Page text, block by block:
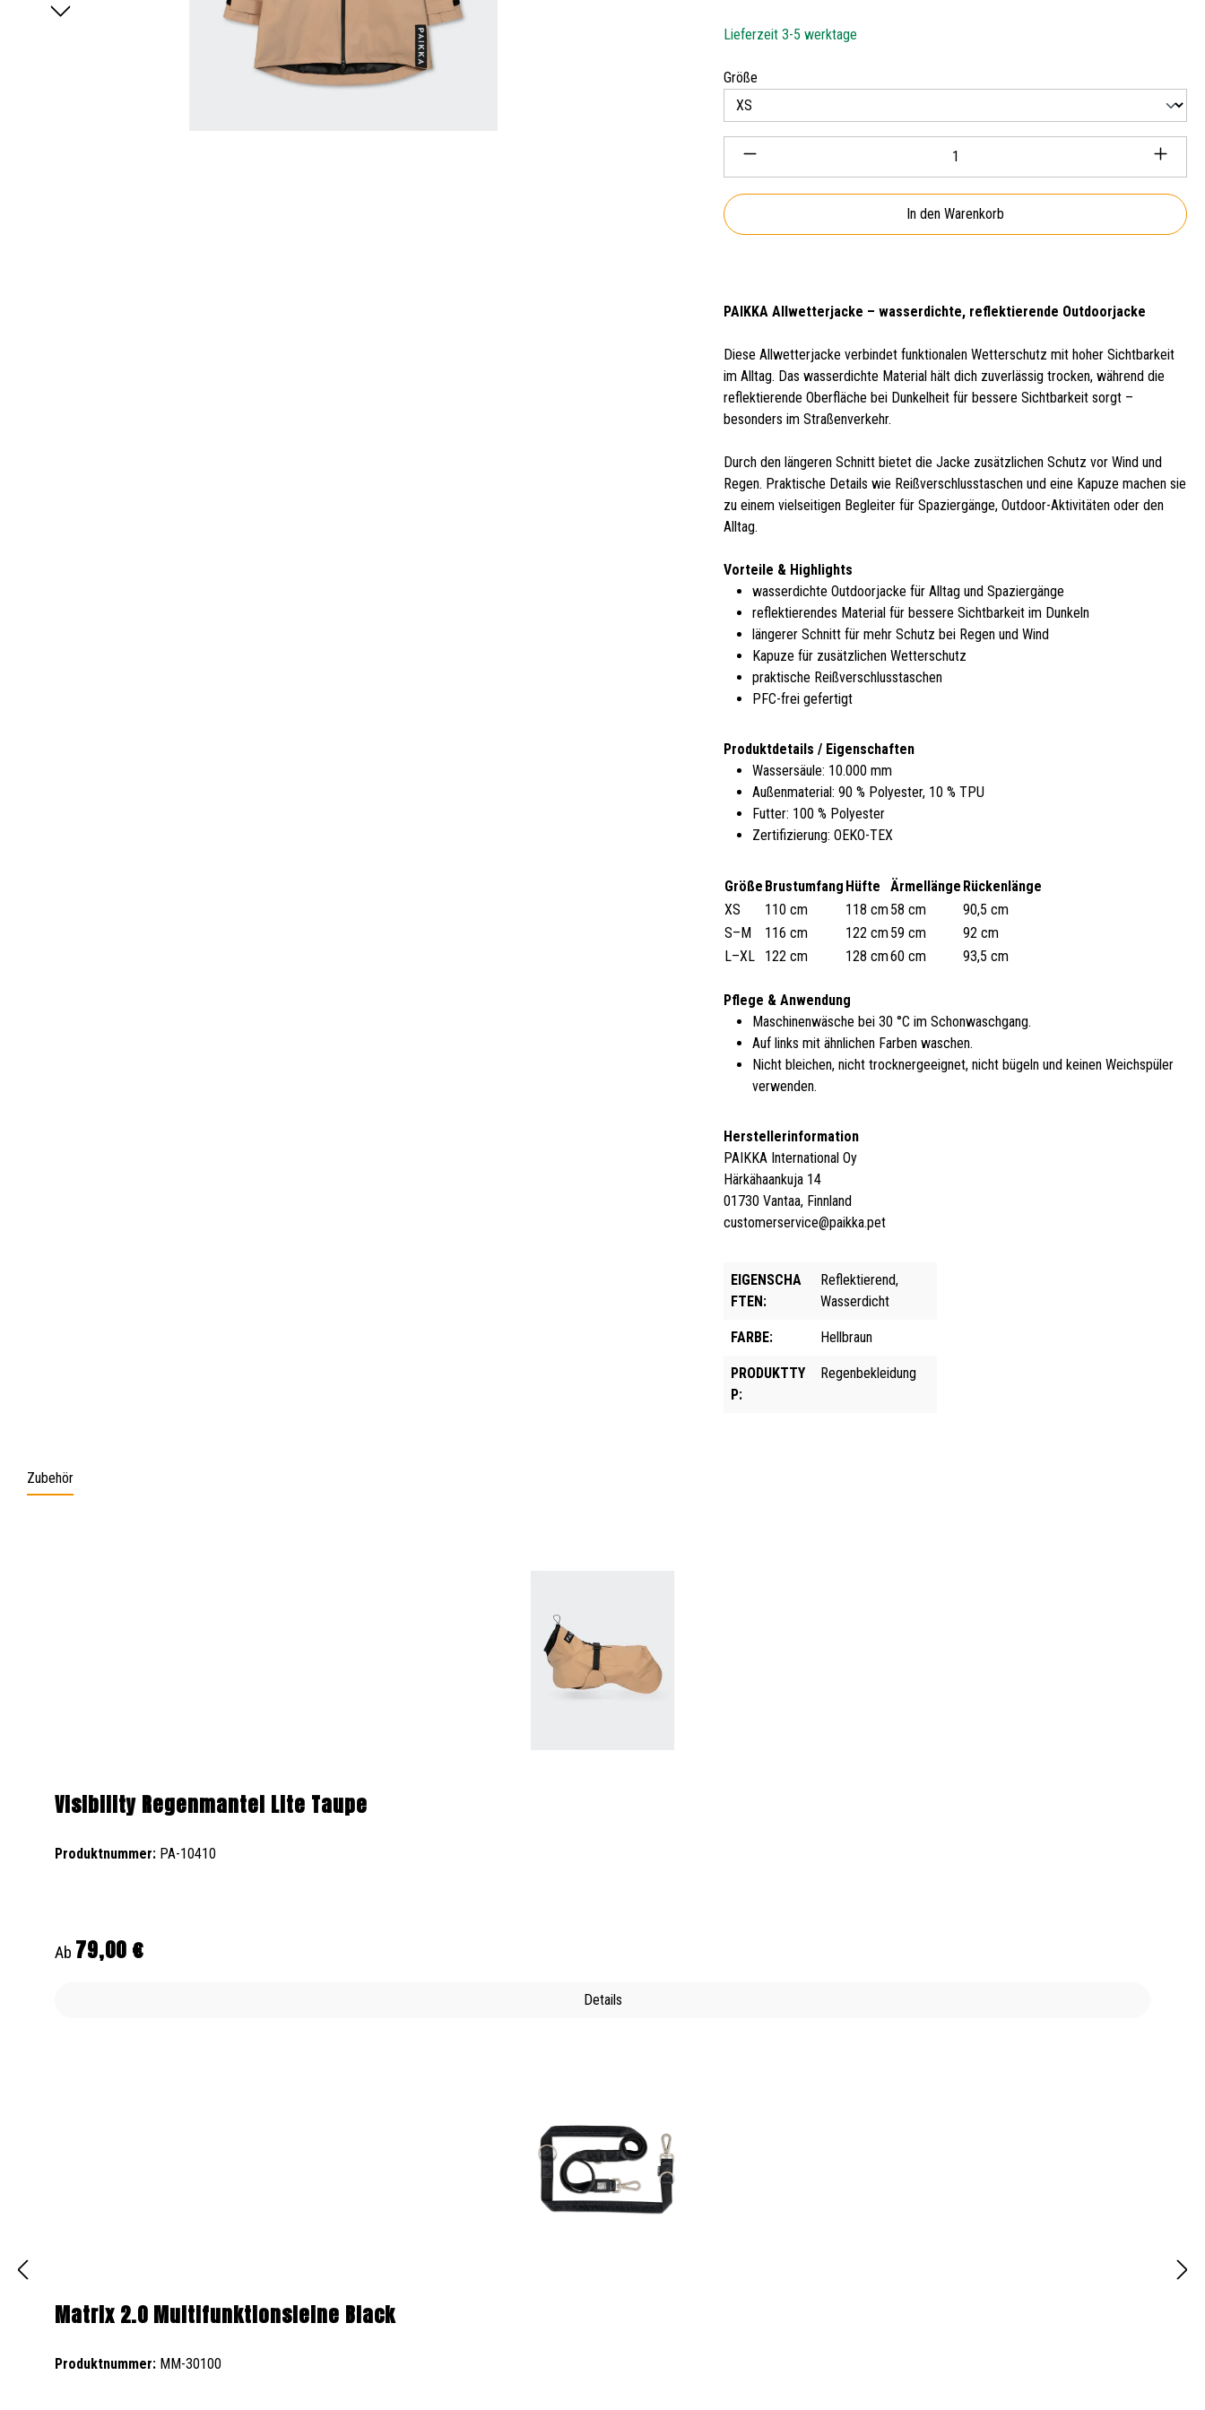
Lieferzeit 3-5 werktage
Größe
Produkt Anzahl: Gib den gewünschten Wert ein oder
In den Warenkorb
PAIKKA Allwetterjacke – wasserdichte, reflektierende Outdoorjacke
Diese Allwetterjacke verbindet funktionalen Wetterschutz mit hoher Sichtbarkeit
im Alltag. Das wasserdichte Material hält dich zuverlässig trocken, während die
reflektierende Oberfläche bei Dunkelheit für bessere Sichtbarkeit sorgt –
besonders im Straßenverkehr.
Durch den längeren Schnitt bietet die Jacke zusätzlichen Schutz vor Wind und
Regen. Praktische Details wie Reißverschlusstaschen und eine Kapuze machen sie
zu einem vielseitigen Begleiter für Spaziergänge, Outdoor-Aktivitäten oder den
Alltag.
Vorteile & Highlights
wasserdichte Outdoorjacke für Alltag und Spaziergänge
reflektierendes Material für bessere Sichtbarkeit im Dunkeln
längerer Schnitt für mehr Schutz bei Regen und Wind
Kapuze für zusätzlichen Wetterschutz
praktische Reißverschlusstaschen
PFC-frei gefertigt
Produktdetails / Eigenschaften
Wassersäule: 10.000 mm
Außenmaterial: 90 % Polyester, 10 % TPU
Futter: 100 % Polyester
Zertifizierung: OEKO-TEX
Größe Brustumfang Hüfte Ärmellänge Rückenlänge
XS
110 cm 118 cm58 cm
90,5 cm
S–M
116 cm 122 cm59 cm
92 cm
L–XL
122 cm 128 cm60 cm 93,5 cm
Pflege & Anwendung
Maschinenwäsche bei 30 °C im Schonwaschgang.
Auf links mit ähnlichen Farben waschen.
Nicht bleichen, nicht trocknergeeignet, nicht bügeln und keinen Weichspüler
verwenden.
Herstellerinformation
PAIKKA International Oy
Härkähaankuja 14
01730 Vantaa, Finnland
customerservice@paikka.pet
EIGENSCHA
FTEN:
Reflektierend,
Wasserdicht
FARBE: Hellbraun
PRODUKTTY
P:
Regenbekleidung
Zubehör
Visibility Regenmantel Lite Taupe
Produktnummer: PA-10410
Regulärer Preis:
Ab 79,00 €
Details
Matrix 2.0 Multifunktionsleine Black
Produktnummer: MM-30100